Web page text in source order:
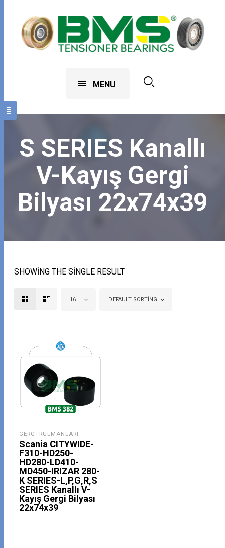
MENU
S SERIES Kanallı
V-Kayış Gergi
Bilyası 22x74x39
SHOWING THE SINGLE RESULT
16 DEFAULT SORTING
GERGI RULMANLARI
Scania CITYWIDE-
F310-HD250-
HD280-LD410-
MD450-IRIZAR 280-
K SERIES-L,P,G,R,S
SERIES Kanallı V-
Kayış Gergi Bilyası
22x74x39